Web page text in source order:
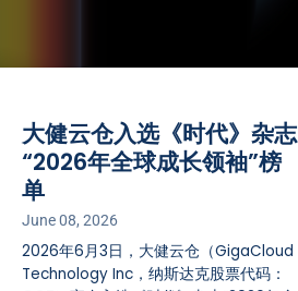
大健云仓入选《时代》杂志
“2026年全球成长领袖”榜
单
June 08, 2026
2026年6月3日，大健云仓（GigaCloud
Technology Inc，纳斯达克股票代码：